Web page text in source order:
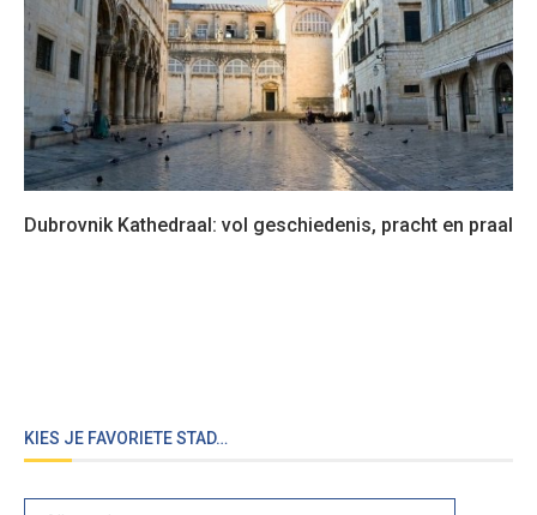
Dubrovnik Kathedraal: vol geschiedenis, pracht en praal
KIES JE FAVORIETE STAD…